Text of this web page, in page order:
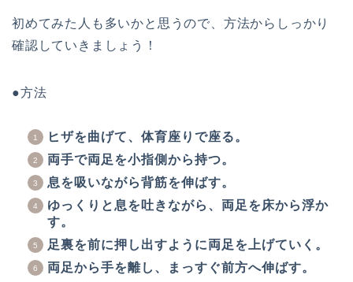
初めてみた人も多いかと思うので、方法からしっかり
確認していきましょう！
●方法
ヒザを曲げて、体育座りで座る。
両手で両足を小指側から持つ。
息を吸いながら背筋を伸ばす。
ゆっくりと息を吐きながら、両足を床から浮か
す。
足裏を前に押し出すように両足を上げていく。
両足から手を離し、まっすぐ前方へ伸ばす。